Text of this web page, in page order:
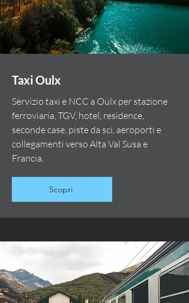
Taxi Oulx
Servizio taxi e NCC a Oulx per stazione
ferroviaria, TGV, hotel, residence,
seconde case, piste da sci, aeroporti e
collegamenti verso Alta Val Susa e
Francia.
Scopri